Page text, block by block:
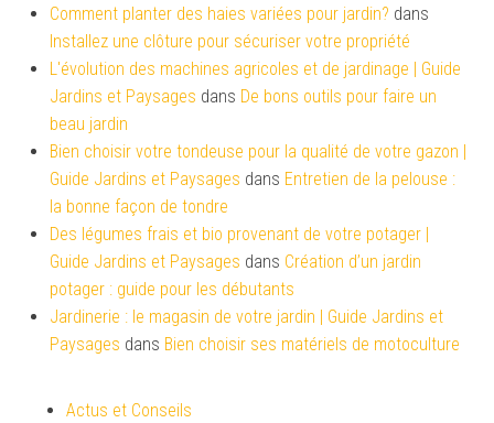
Comment planter des haies variées pour jardin? dans
Installez une clôture pour sécuriser votre propriété
L'évolution des machines agricoles et de jardinage | Guide
Jardins et Paysages dans De bons outils pour faire un
beau jardin
Bien choisir votre tondeuse pour la qualité de votre gazon |
Guide Jardins et Paysages dans Entretien de la pelouse :
la bonne façon de tondre
Des légumes frais et bio provenant de votre potager |
Guide Jardins et Paysages dans Création d’un jardin
potager : guide pour les débutants
Jardinerie : le magasin de votre jardin | Guide Jardins et
Paysages dans Bien choisir ses matériels de motoculture
Actus et Conseils